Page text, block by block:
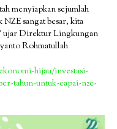
menyiapkan sejumlah
sangat besar, kita
ujar Direktur Lingkungan
Rohmatullah
hijau/investasi-
tahun-untuk-capai-nze-